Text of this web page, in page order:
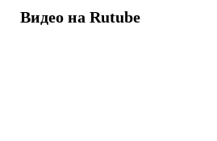
Видео на Rutube